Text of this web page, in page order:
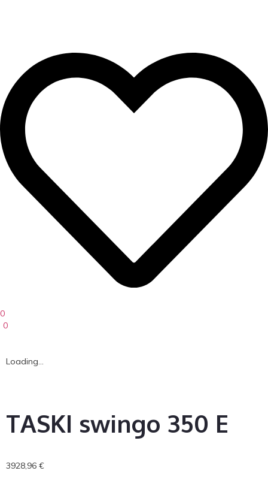
0
0
Loading...
TASKI swingo 350 E
3928,96 €